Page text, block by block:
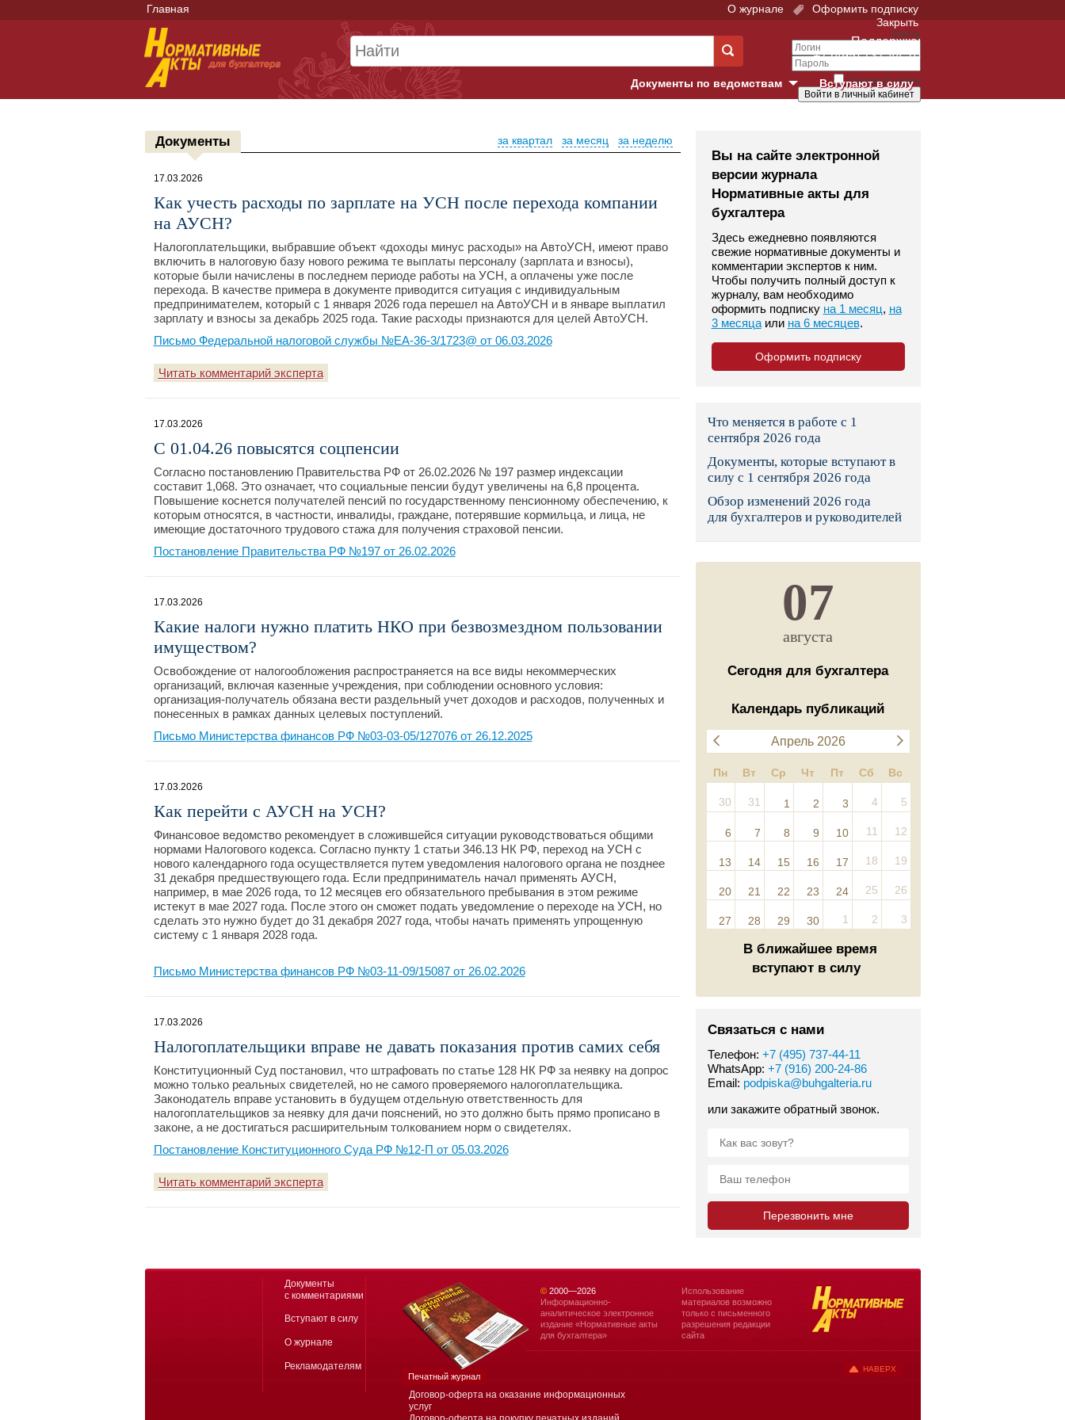
Главная О журнале
Оформить подписку
Закрыть
Войти
Запомнить меня
Поддержка:
+7 (495) 737-44-10
Вступают в силу
Документы по ведомствам
Банк России
Верховный Суд
Гострудинспекция в г. Москве
Конституционный Суд
Минфин
Пенсионный фонд
Правительство
Социальный фонд России
Суд общей юрисдикции
Документы за неделю
за месяц
за квартал
17.03.2026
Как учесть расходы по зарплате на УСН после перехода компании
на АУСН?
Налогоплательщики, выбравшие объект «доходы минус расходы» на АвтоУСН, имеют право
включить в налоговую базу нового режима те выплаты персоналу (зарплата и взносы),
которые были начислены в последнем периоде работы на УСН, а оплачены уже после
перехода. В качестве примера в документе приводится ситуация с индивидуальным
предпринимателем, который с 1 января 2026 года перешел на АвтоУСН и в январе выплатил
зарплату и взносы за декабрь 2025 года. Такие расходы признаются для целей АвтоУСН.
Письмо Федеральной налоговой службы №ЕА-36-3/1723@ от 06.03.2026
Читать комментарий эксперта
17.03.2026
С 01.04.26 повысятся соцпенсии
Согласно постановлению Правительства РФ от 26.02.2026 № 197 размер индексации
составит 1,068. Это означает, что социальные пенсии будут увеличены на 6,8 процента.
Повышение коснется получателей пенсий по государственному пенсионному обеспечению, к
которым относятся, в частности, инвалиды, граждане, потерявшие кормильца, и лица, не
имеющие достаточного трудового стажа для получения страховой пенсии.
Постановление Правительства РФ №197 от 26.02.2026
17.03.2026
Какие налоги нужно платить НКО при безвозмездном пользовании
имуществом?
Освобождение от налогообложения распространяется на все виды некоммерческих
организаций, включая казенные учреждения, при соблюдении основного условия:
организация-получатель обязана вести раздельный учет доходов и расходов, полученных и
понесенных в рамках данных целевых поступлений.
Письмо Министерства финансов РФ №03-03-05/127076 от 26.12.2025
17.03.2026
Как перейти с АУСН на УСН?
Финансовое ведомство рекомендует в сложившейся ситуации руководствоваться общими
нормами Налогового кодекса. Согласно пункту 1 статьи 346.13 НК РФ, переход на УСН с
нового календарного года осуществляется путем уведомления налогового органа не позднее
31 декабря предшествующего года. Если предприниматель начал применять АУСН,
например, в мае 2026 года, то 12 месяцев его обязательного пребывания в этом режиме
истекут в мае 2027 года. После этого он сможет подать уведомление о переходе на УСН, но
сделать это нужно будет до 31 декабря 2027 года, чтобы начать применять упрощенную
систему с 1 января 2028 года.
Письмо Министерства финансов РФ №03-11-09/15087 от 26.02.2026
17.03.2026
Налогоплательщики вправе не давать показания против самих себя
Конституционный Суд постановил, что штрафовать по статье 128 НК РФ за неявку на допрос
можно только реальных свидетелей, но не самого проверяемого налогоплательщика.
Законодатель вправе установить в будущем отдельную ответственность для
налогоплательщиков за неявку для дачи пояснений, но это должно быть прямо прописано в
законе, а не достигаться расширительным толкованием норм о свидетелях.
Постановление Конституционного Суда РФ №12-П от 05.03.2026
Читать комментарий эксперта
Вы на сайте электронной
версии журнала
Нормативные акты для
бухгалтера
Здесь ежедневно появляются
свежие нормативные документы и
комментарии экспертов к ним.
Чтобы получить полный доступ к
журналу, вам необходимо
оформить подписку на 1 месяц, на
3 месяцаили на 6 месяцев.
Оформить подписку
Что меняется в работе с 1
сентября 2026 года
Документы, которые вступают в
силу с 1 сентября 2026 года
Обзор изменений 2026 года
для бухгалтеров и руководителей
07
августа
Сегодня для бухгалтера
Календарь публикаций
Апрель 2026
Пн Вт Ср Чт Пт Сб Вс
30 31 1 2 3 4 5
6 7 8 9 10 11 12
13 14 15 16 17 18 19
20 21 22 23 24 25 26
27 28 29 30 1 2 3
В ближайшее время
вступают в силу
Связаться с нами
Телефон: +7 (495) 737-44-11
WhatsApp: +7 (916) 200-24-86
Email: podpiska@buhgalteria.ru
или закажите обратный звонок.
Договор-оферта на оказание информационных
услуг
Документы
с комментариями
Вступают в силу
О журнале
Рекламодателям
Печатный журнал
©2000—2026
Информационно-
аналитическое электронное
издание «Нормативные акты
для бухгалтера»
Использование
материалов возможно
только с письменного
разрешения редакции
сайта
НАВЕРХ